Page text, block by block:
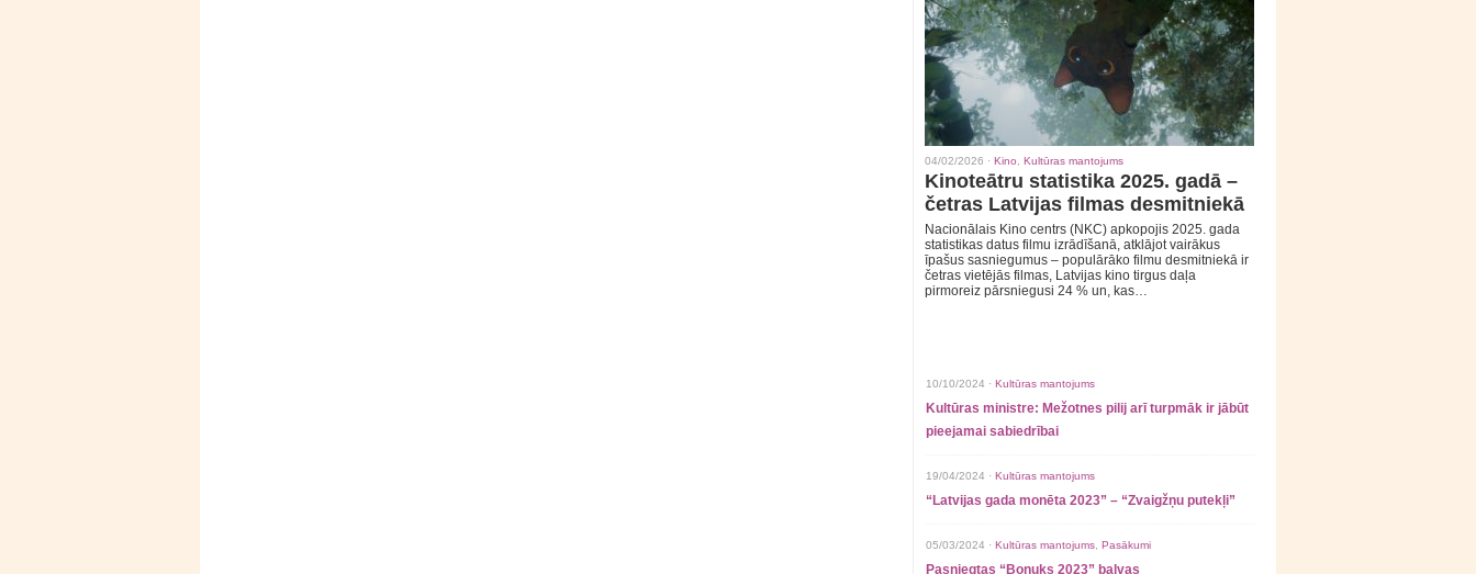
04/02/2026 · Kino Kultūras mantojums
Kinoteātru statistika 2025. gadā –
četras Latvijas filmas desmitniekā
Nacionālais Kino centrs (NKC) apkopojis 2025. gada
statistikas datus filmu izrādīšanā, atklājot vairākus
īpašus sasniegumus – populārāko filmu desmitniekā ir
četras vietējās filmas, Latvijas kino tirgus daļa
pirmoreiz pārsniegusi 24 % un, kas…
10/10/2024 · Kultūras mantojums
Kultūras ministre: Mežotnes pilij arī turpmāk ir jābūt
pieejamai sabiedrībai
19/04/2024 · Kultūras mantojums
“Latvijas gada monēta 2023” – “Zvaigžņu putekļi”
05/03/2024 · Kultūras mantojums Pasākumi
Pasniegtas “Boņuks 2023” balvas